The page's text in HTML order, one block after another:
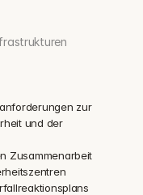
zur
und der
Zusammenarbeit